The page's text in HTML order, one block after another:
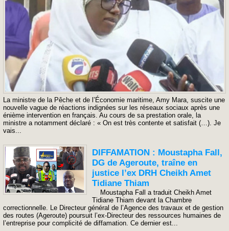
La ministre de la Pêche et de l’Économie maritime, Amy Mara, suscite une
nouvelle vague de réactions indignées sur les réseaux sociaux après une
énième intervention en français. Au cours de sa prestation orale, la
ministre a notamment déclaré : « On est très contente et satisfait (…). Je
vais...
DIFFAMATION : Moustapha Fall,
DG de Ageroute, traîne en
justice l’ex DRH Cheikh Amet
Tidiane Thiam
Moustapha Fall a traduit Cheikh Amet
Tidiane Thiam devant la Chambre
correctionnelle. Le Directeur général de l’Agence des travaux et de gestion
des routes (Ageroute) poursuit l’ex-Directeur des ressources humaines de
l’entreprise pour complicité de diffamation. Ce dernier est...